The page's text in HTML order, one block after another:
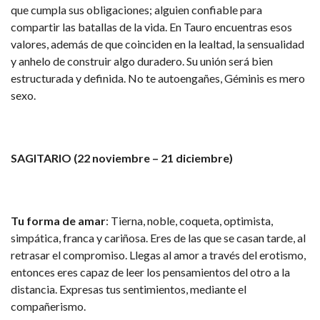
que cumpla sus obligaciones; alguien confiable para
compartir las batallas de la vida. En Tauro encuentras esos
valores, además de que coinciden en la lealtad, la sensualidad
y anhelo de construir algo duradero. Su unión será bien
estructurada y definida. No te autoengañes, Géminis es mero
sexo.
SAGITARIO (22 noviembre – 21 diciembre)
Tu forma de amar: Tierna, noble, coqueta, optimista,
simpática, franca y cariñosa. Eres de las que se casan tarde, al
retrasar el compromiso. Llegas al amor a través del erotismo,
entonces eres capaz de leer los pensamientos del otro a la
distancia. Expresas tus sentimientos, mediante el
compañerismo.